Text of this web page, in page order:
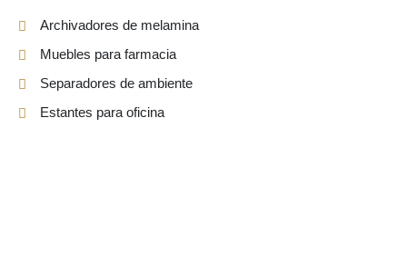
Archivadores de melamina
Muebles para farmacia
Separadores de ambiente
Estantes para oficina